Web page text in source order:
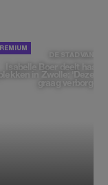
DE STAD VAN
Isabelle Boer deelt haar
plekken in Zwolle: 'Deze
graag verborgen'